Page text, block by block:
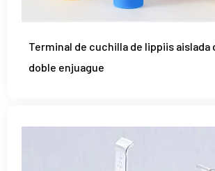
Terminal de cuchilla de lippiis aislada
doble enjuague